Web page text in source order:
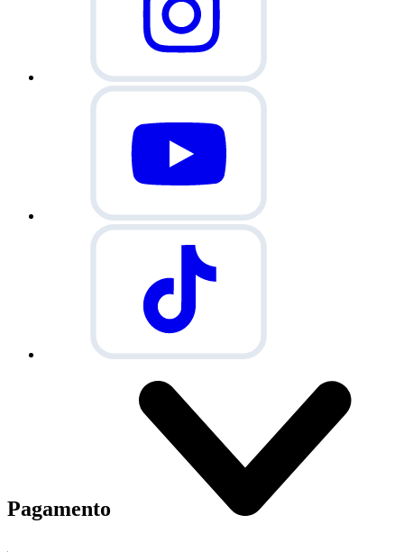
Pagamento